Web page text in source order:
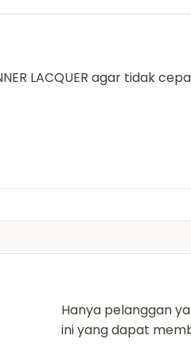
LACQUER agar tidak
Hanya pelanggan
ini yang dapat